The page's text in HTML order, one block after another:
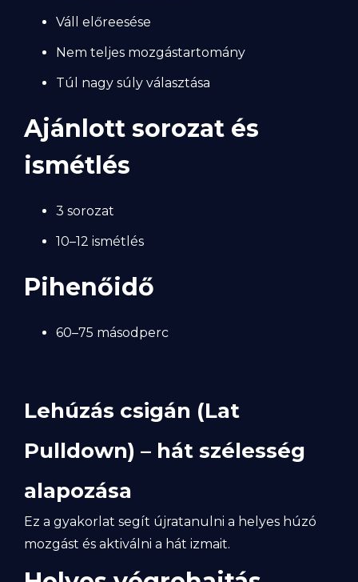
Váll előreesése
Nem teljes mozgástartomány
Túl nagy súly választása
Ajánlott sorozat és
ismétlés
3 sorozat
10–12 ismétlés
Pihenőidő
60–75 másodperc
Lehúzás csigán (Lat
Pulldown) – hát szélesség
alapozása
Ez a gyakorlat segít újratanulni a helyes húzó
mozgást és aktiválni a hát izmait.